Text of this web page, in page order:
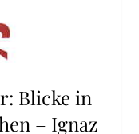
Blicke in
– Ignaz